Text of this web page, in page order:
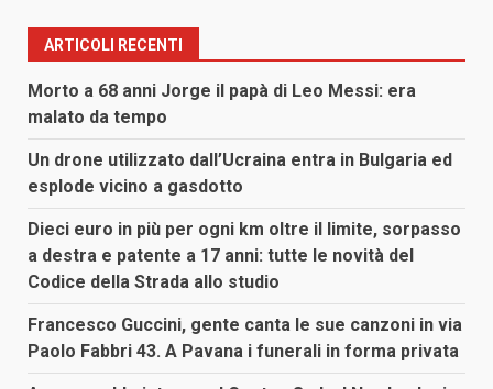
articoli
ARTICOLI RECENTI
Morto a 68 anni Jorge il papà di Leo Messi: era
malato da tempo
Un drone utilizzato dall’Ucraina entra in Bulgaria ed
esplode vicino a gasdotto
Dieci euro in più per ogni km oltre il limite, sorpasso
a destra e patente a 17 anni: tutte le novità del
Codice della Strada allo studio
Francesco Guccini, gente canta le sue canzoni in via
Paolo Fabbri 43. A Pavana i funerali in forma privata